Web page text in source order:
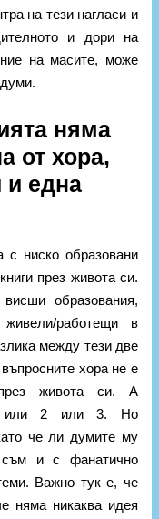
на тези нагласи и
и дори на
на масите, може
няма
от хора,
и една
с ниско образовани
през живота си.
образования,
работещи в
между тези две
хора не е
живота си. А
или 2 или 3. Но
че ли думите му
съм и с фанатично
Важно тук е, че
няма никаква идея